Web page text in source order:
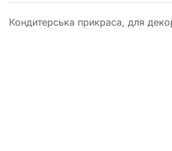
Кондитерська прикраса, для